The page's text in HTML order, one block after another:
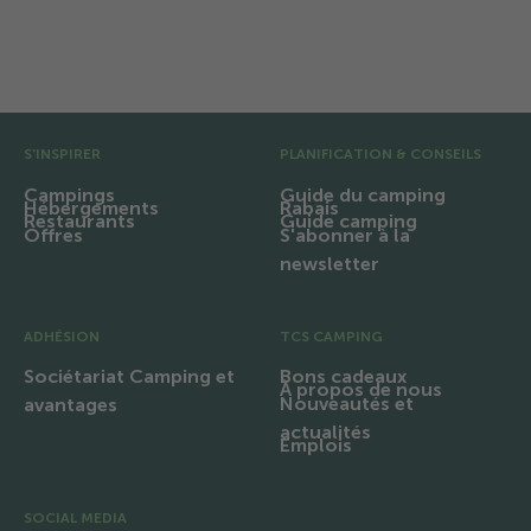
S'INSPIRER
Campings
Hébergements
Restaurants
Offres
PLANIFICATION & CONSEILS
Guide du camping
Rabais
Guide camping
S'abonner à la
newsletter
ADHÉSION
Sociétariat Camping et
avantages
TCS CAMPING
Bons cadeaux
À propos de nous
Nouveautés et
actualités
Emplois
SOCIAL MEDIA